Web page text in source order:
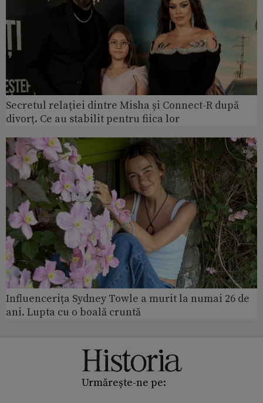
Secretul relației dintre Misha și Connect-R după
divorț. Ce au stabilit pentru fiica lor
Influencerița Sydney Towle a murit la numai 26 de
ani. Lupta cu o boală cruntă
Urmărește-ne pe: